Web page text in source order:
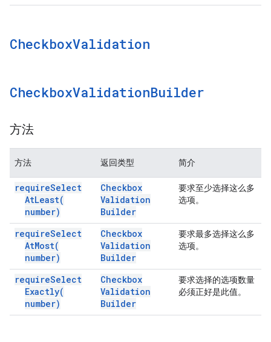
CheckboxValidation
CheckboxValidationBuilder
方法
方法 返回类型 简介
requireSelect
AtLeast(
number)
Checkbox
Validation
Builder
要求至少选择这么多
选项。
requireSelect
AtMost(
number)
Checkbox
Validation
Builder
要求最多选择这么多
选项。
requireSelect
Exactly(
number)
Checkbox
Validation
Builder
要求选择的选项数量
必须正好是此值。